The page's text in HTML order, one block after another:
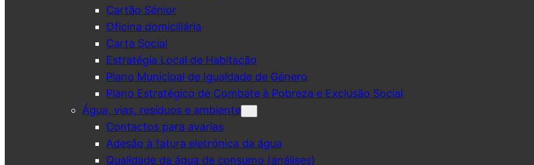
Cartão Sénior
Oficina domiciliária
Carta Social
Estratégia Local de Habitação
Plano Municipal de Igualdade de Género
Plano Estratégico de Combate à Pobreza e Exclusão Social
Água, vias, resíduos e ambiente
Contactos para avarias
Adesão à fatura eletrónica da água
Qualidade da água de consumo (análises)